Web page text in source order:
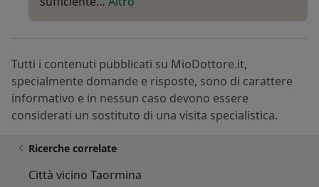
Tutti i contenuti pubblicati su MioDottore.it,
specialmente domande e risposte, sono di carattere
informativo e in nessun caso devono essere
considerati un sostituto di una visita specialistica.
Ricerche correlate
Città vicino Taormina